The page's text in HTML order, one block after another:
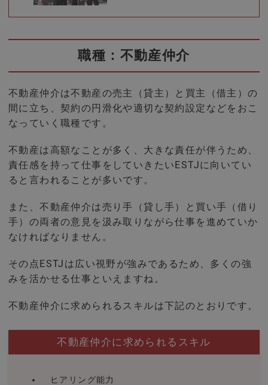
職種：不動産仲介
不動産仲介は不動産の売主（貸主）と買主（借主）の
間に立ち、契約の円滑化や適切な契約設定などをおこ
なっていく職種です。
不動産は高額なことが多く、大きな責任が伴うため、
責任感を持って仕事をしていきたいESTJに向いてい
ると言われることが多いです。
また、不動産仲介は売り手（貸し手）と買い手（借り
手）の両者の意見を汲み取りながら仕事を進めていか
なければなりません。
その点ESTJは広い視野が強みであるため、多くの強
みを活かせる仕事といえますね。
不動産仲介に求められるスキルは下記のとおりです。
不動産仲介に求められるスキル
ヒアリング能力